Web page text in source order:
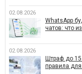
02.08.2026
WhatsApp
чатов: что
02.08.2026
Штраф до
правила для